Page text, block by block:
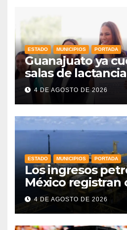
ESTADO MUNICIPIOS PORTADA
Guanajuato ya
salas de
de trabajo:
4 DE AGOSTO DE 2026
ESTADO MUNICIPIOS PORTADA
Los ingresos
México registran
drástica en una
4 DE AGOSTO DE 2026